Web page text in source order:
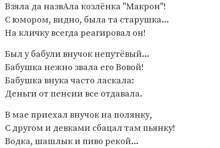
Взяла да назвАла козлёнка "Макрон"!
С юмором, видно, была та старушка...
На кличку всегда реагировал он!
Был у бабули внучок непутёвый...
Бабушка нежно звала его Вовой!
Бабушка внука часто ласкала:
Деньги от пенсии все отдавала.
В мае приехал внучок на полянку,
С другом и девками сбацал там пьянку!
Водка, шашлык и пиво рекой...